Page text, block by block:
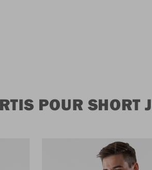
POUR SHORT